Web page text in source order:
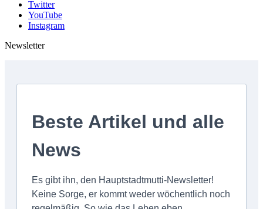
Twitter
YouTube
Instagram
Newsletter